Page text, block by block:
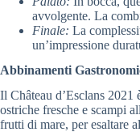
avvolgente. La
Finale: La
un’impressione
Abbinamenti
Il Château d’Esclans 2021
ostriche fresche e scampi
frutti di mare, per esaltare